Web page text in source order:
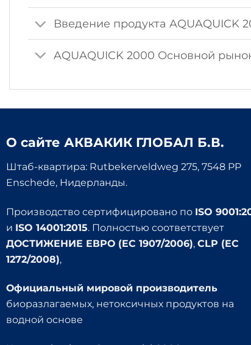
Введение продукта AQUAQUICK
AQUAQUICK 2000 Основной
О сайте АКВАКИК ГЛОБАЛ Б.В.
Штаб-квартира: Rutbekerveldweg 275, 7548 PP
Enschede, Нидерланды.
Производство сертифицировано по ISO
и ISO 14001:2015. Полностью соответствует
ДОСТИЖЕНИЕ ЕВРО (EC 1907/2006), CLP (EC
1272/2008),
Официальный мировой производитель
биоразлагаемых, нетоксичных продуктов на
водной основе